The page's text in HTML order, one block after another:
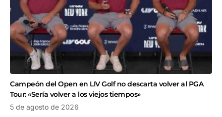
Campeón del Open en LIV Golf no descarta volver al PGA
Tour: «Sería volver a los viejos tiempos»
5 de agosto de 2026